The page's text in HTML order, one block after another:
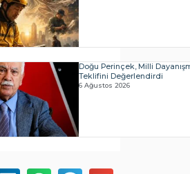
Doğu Perinçek, Milli
Teklifini Değerlendirdi
6 Ağustos 2026